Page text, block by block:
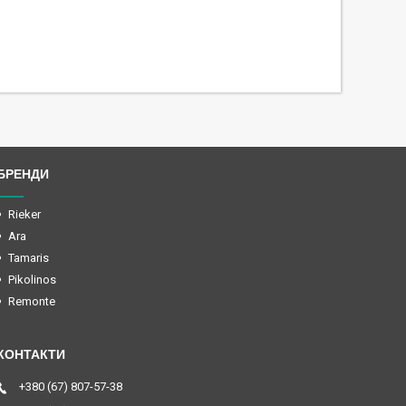
Rieker
Ara
Tamaris
Pikolinos
Remonte
+380 (67) 807-57-38